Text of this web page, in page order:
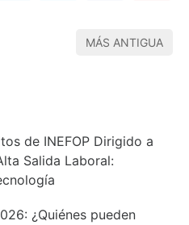
MÁS ANTIGUA
de INEFOP Dirigido a
Salida Laboral:
¿Quiénes pueden